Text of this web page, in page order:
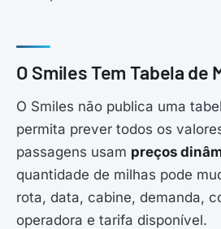
O Smiles Tem Tabela de
O Smiles não publica uma
permita prever todos os
passagens usam preços
quantidade de milhas pode
rota, data, cabine, demanda,
operadora e tarifa disponível.